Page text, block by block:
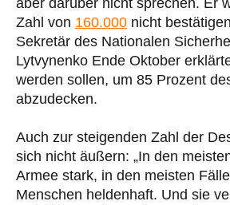
aber darüber nicht sprechen. Er
Zahl von 160.000 nicht
Sekretär des Nationalen
Lytvynenko Ende Oktober
werden sollen, um 85 Prozent
abzudecken.
Auch zur steigenden Zahl der
sich nicht äußern: „In den
Armee stark, in den meisten
Menschen heldenhaft. Und sie